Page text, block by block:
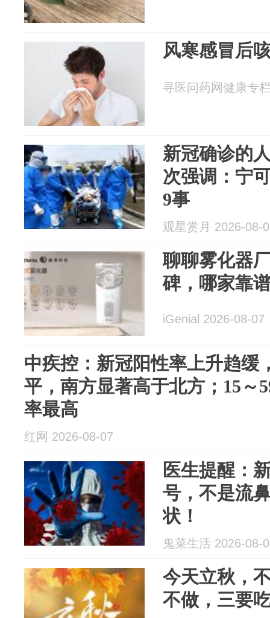
风寒感冒后
寻医问药网健康专
新冠确诊的
次强调：宁
9事
观星赏月 2026-08-
聊聊雾化器
碑，哪家靠
iGenial 2026-08-07
中疾控：新冠阳性率上升趋缓
平，南方显著高于北方；15～
率最高
红网 2026-08-07
医生提醒：
号，不是流
状！
鬼菜生活 2026-08-
今天立秋，
不做，三要